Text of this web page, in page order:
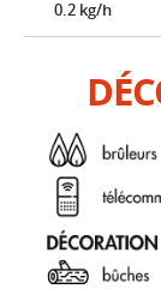
0.2 kg/h